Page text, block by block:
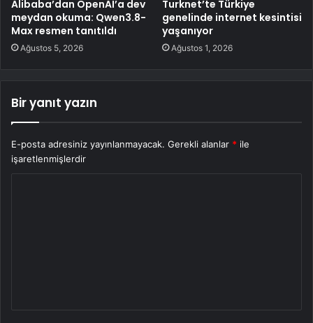
Alibaba’dan OpenAI’a dev
meydan okuma: Qwen3.8-
Max resmen tanıtıldı
Ağustos 5, 2026
Turknet’te Türkiye
genelinde internet kesintisi
yaşanıyor
Ağustos 1, 2026
Bir yanıt yazın
E-posta adresiniz yayınlanmayacak. Gerekli alanlar * ile
işaretlenmişlerdir